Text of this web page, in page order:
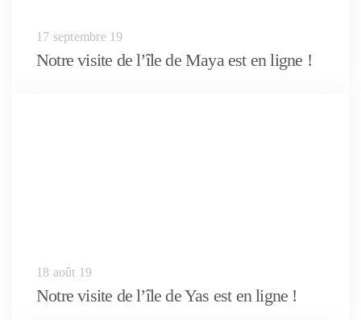
17 septembre 19
Notre visite de l’île de Maya est en ligne !
18 août 19
Notre visite de l’île de Yas est en ligne !